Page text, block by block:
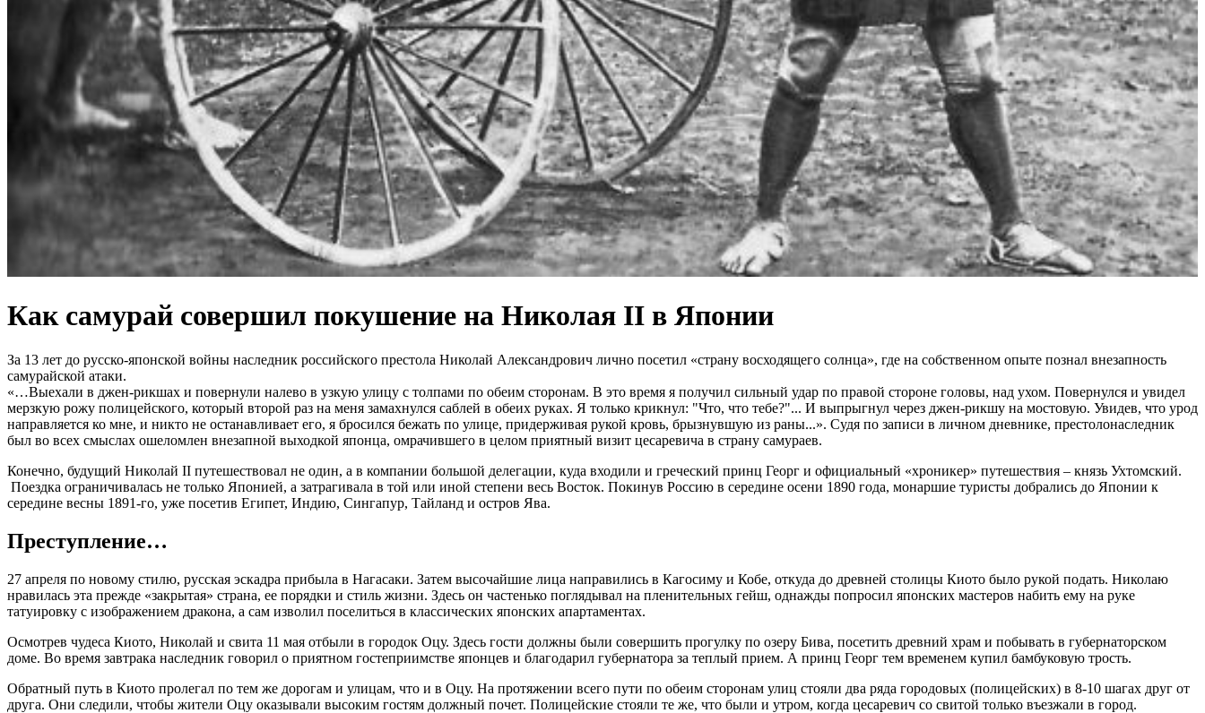
Как самурай совершил покушение на Николая II в Японии
За 13 лет до русско-японской войны наследник российского престола Николай Александрович лично посетил «страну восходящего солнца», где на собственном опыте познал внезапность
самурайской атаки.
«…Выехали в джен-рикшах и повернули налево в узкую улицу с толпами по обеим сторонам. В это время я получил сильный удар по правой стороне головы, над ухом. Повернулся и увидел
мерзкую рожу полицейского, который второй раз на меня замахнулся саблей в обеих руках. Я только крикнул: "Что, что тебе?"... И выпрыгнул через джен-рикшу на мостовую. Увидев, что урод
направляется ко мне, и никто не останавливает его, я бросился бежать по улице, придерживая рукой кровь, брызнувшую из раны...». Судя по записи в личном дневнике, престолонаследник
был во всех смыслах ошеломлен внезапной выходкой японца, омрачившего в целом приятный визит цесаревича в страну самураев.
Конечно, будущий Николай II путешествовал не один, а в компании большой делегации, куда входили и греческий принц Георг и официальный «хроникер» путешествия – князь Ухтомский.
Поездка ограничивалась не только Японией, а затрагивала в той или иной степени весь Восток. Покинув Россию в середине осени 1890 года, монаршие туристы добрались до Японии к
середине весны 1891-го, уже посетив Египет, Индию, Сингапур, Тайланд и остров Ява.
Преступление…
27 апреля по новому стилю, русская эскадра прибыла в Нагасаки. Затем высочайшие лица направились в Кагосиму и Кобе, откуда до древней столицы Киото было рукой подать. Николаю
нравилась эта прежде «закрытая» страна, ее порядки и стиль жизни. Здесь он частенько поглядывал на пленительных гейш, однажды попросил японских мастеров набить ему на руке
татуировку с изображением дракона, а сам изволил поселиться в классических японских апартаментах.
Осмотрев чудеса Киото, Николай и свита 11 мая отбыли в городок Оцу. Здесь гости должны были совершить прогулку по озеру Бива, посетить древний храм и побывать в губернаторском
доме. Во время завтрака наследник говорил о приятном гостеприимстве японцев и благодарил губернатора за теплый прием. А принц Георг тем временем купил бамбуковую трость.
Обратный путь в Киото пролегал по тем же дорогам и улицам, что и в Оцу. На протяжении всего пути по обеим сторонам улиц стояли два ряда городовых (полицейских) в 8-10 шагах друг от
друга. Они следили, чтобы жители Оцу оказывали высоким гостям должный почет. Полицейские стояли те же, что были и утром, когда цесаревич со свитой только въезжали в город.